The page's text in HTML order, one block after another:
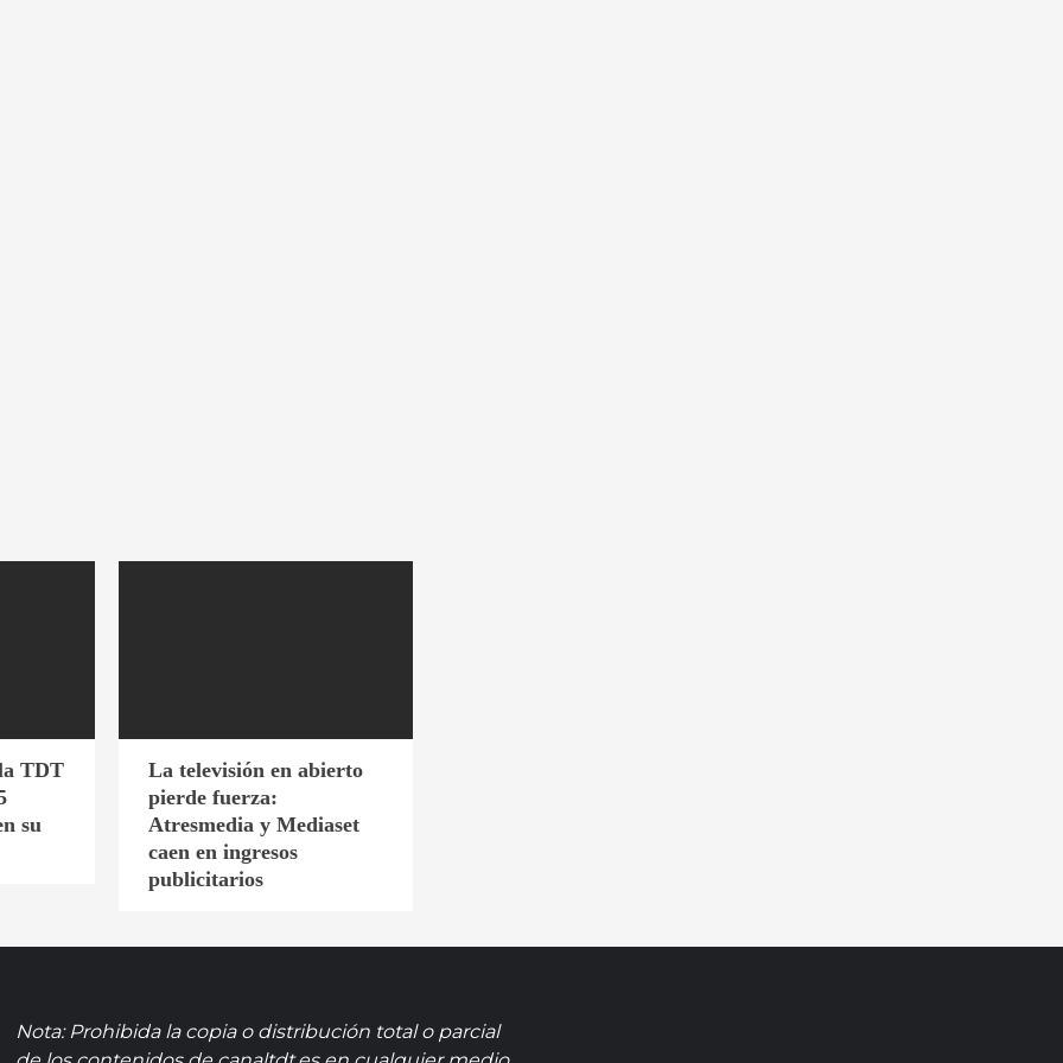
TDT
su
La televisión en abierto
pierde fuerza:
Atresmedia y Mediaset
caen en ingresos
publicitarios
Nota: Prohibida la copia o distribución total o parcial